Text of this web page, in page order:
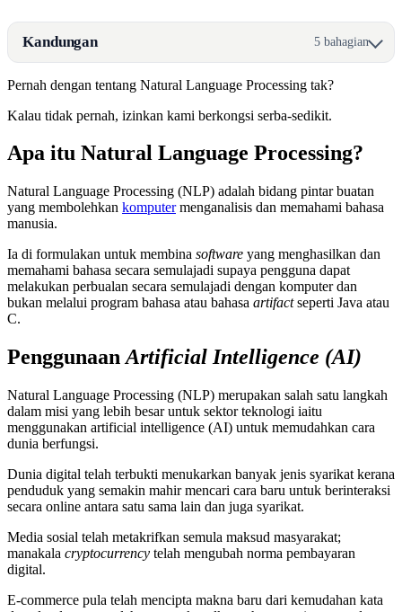
Kandungan 5 bahagian
Pernah dengan tentang Natural Language Processing tak?
Kalau tidak pernah, izinkan kami berkongsi serba-sedikit.
Apa itu Natural Language Processing?
Natural Language Processing (NLP) adalah bidang pintar buatan
yang membolehkan komputermenganalisis dan memahami bahasa
manusia.
Ia di formulakan untuk membina software yang menghasilkan dan
memahami bahasa secara semulajadi supaya pengguna dapat
melakukan perbualan secara semulajadi dengan komputer dan
bukan melalui program bahasa atau bahasa artifactseperti Java atau
C.
PenggunaanArtificial Intelligence (AI)
Natural Language Processing (NLP) merupakan salah satu langkah
dalam misi yang lebih besar untuk sektor teknologi iaitu
menggunakan artificial intelligence (AI) untuk memudahkan cara
dunia berfungsi.
Dunia digital telah terbukti menukarkan banyak jenis syarikat kerana
penduduk yang semakin mahir mencari cara baru untuk berinteraksi
secara online antara satu sama lain dan juga syarikat.
Media sosial telah metakrifkan semula maksud masyarakat;
manakala cryptocurrency telah mengubah norma pembayaran
digital.
E-commerce pula telah mencipta makna baru dari kemudahan kata